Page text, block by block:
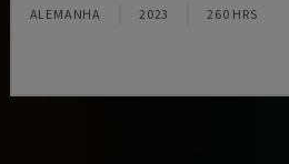
ALEMANHA 2023 260 HRS